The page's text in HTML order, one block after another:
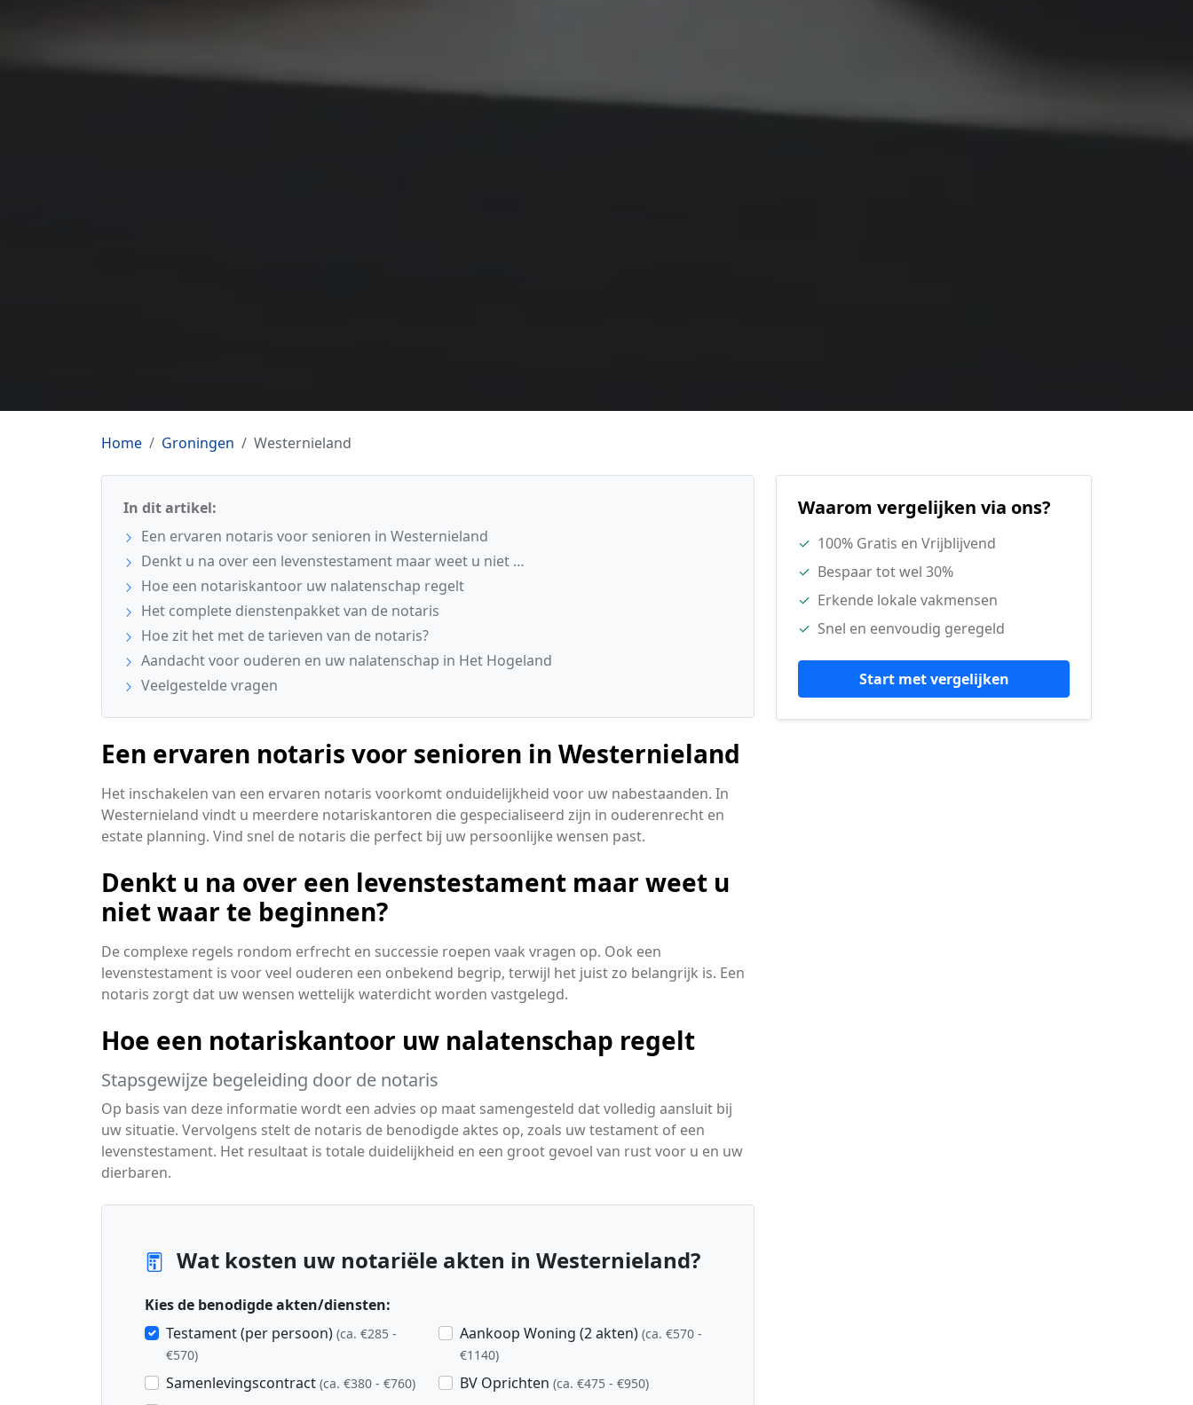
Home Groningen Westernieland
In dit artikel:
Een ervaren notaris voor senioren in Westernieland
Denkt u na over een levenstestament maar weet u niet …
Hoe een notariskantoor uw nalatenschap regelt
Het complete dienstenpakket van de notaris
Hoe zit het met de tarieven van de notaris?
Aandacht voor ouderen en uw nalatenschap in Het Hogeland
Veelgestelde vragen
Een ervaren notaris voor senioren in Westernieland
Het inschakelen van een ervaren notaris voorkomt onduidelijkheid voor uw nabestaanden. In
Westernieland vindt u meerdere notariskantoren die gespecialiseerd zijn in ouderenrecht en
estate planning. Vind snel de notaris die perfect bij uw persoonlijke wensen past.
Denkt u na over een levenstestament maar weet u
niet waar te beginnen?
De complexe regels rondom erfrecht en successie roepen vaak vragen op. Ook een
levenstestament is voor veel ouderen een onbekend begrip, terwijl het juist zo belangrijk is. Een
notaris zorgt dat uw wensen wettelijk waterdicht worden vastgelegd.
Hoe een notariskantoor uw nalatenschap regelt
Stapsgewijze begeleiding door de notaris
Op basis van deze informatie wordt een advies op maat samengesteld dat volledig aansluit bij
uw situatie. Vervolgens stelt de notaris de benodigde aktes op, zoals uw testament of een
levenstestament. Het resultaat is totale duidelijkheid en een groot gevoel van rust voor u en uw
dierbaren.
Wat kosten uw notariële akten in Westernieland?
Kies de benodigde akten/diensten:
Testament (per persoon) (ca. €285 -
€570)
Samenlevingscontract (ca. €380 - €760)
Aankoop Woning (2 akten) (ca. €570 -
€1140)
BV Oprichten (ca. €475 - €950)
Waarom vergelijken via ons?
✓ 100% Gratis en Vrijblijvend
✓ Bespaar tot wel 30%
✓ Erkende lokale vakmensen
✓ Snel en eenvoudig geregeld
Start met vergelijken